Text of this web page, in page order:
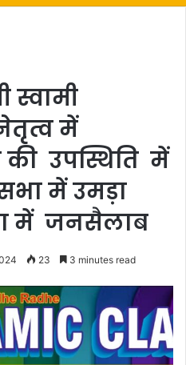
स्वामी
में
की उपस्थिति में
में उमड़ा
में जनसैलाब
23 3 minutes read